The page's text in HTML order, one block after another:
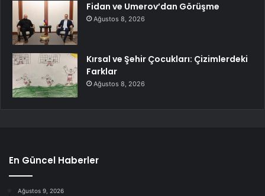
Fidan ve Umerov’dan Görüşme
Ağustos 8, 2026
Kırsal ve Şehir Çocukları: Çizimlerdeki
Farklar
Ağustos 8, 2026
En Güncel Haberler
Ağustos 9, 2026